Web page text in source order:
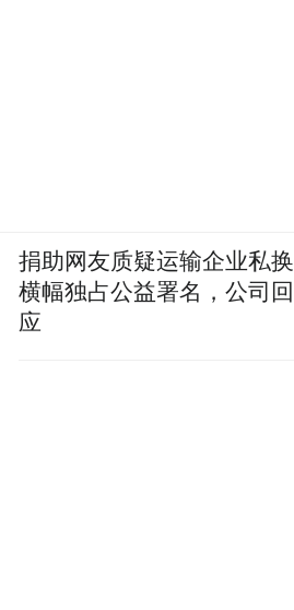
捐助网友质疑运输企业私换
横幅独占公益署名，公司回
应